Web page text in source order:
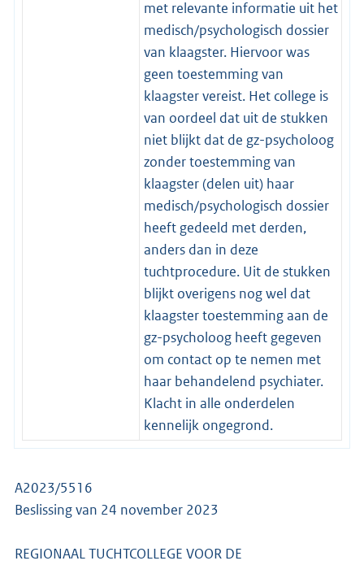
met relevante informatie uit het
medisch/psychologisch dossier
van klaagster. Hiervoor was
geen toestemming van
klaagster vereist. Het college is
van oordeel dat uit de stukken
niet blijkt dat de gz-psycholoog
zonder toestemming van
klaagster (delen uit) haar
medisch/psychologisch dossier
heeft gedeeld met derden,
anders dan in deze
tuchtprocedure. Uit de stukken
blijkt overigens nog wel dat
klaagster toestemming aan de
gz-psycholoog heeft gegeven
om contact op te nemen met
haar behandelend psychiater.
Klacht in alle onderdelen
kennelijk ongegrond.
A2023/5516
Beslissing van 24 november 2023
REGIONAAL TUCHTCOLLEGE VOOR DE